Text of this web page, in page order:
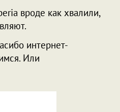
вроде как хвалили,
интернет-
Или